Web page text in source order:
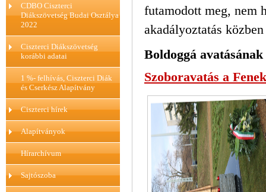
CDBO Ciszterci
Diákszövetség Budai Osztálya
2022
Ciszterci Diákszövetség
korábbi adatai
1 %- felhívás, Ciszterci Diák
és Cserkész Alapítvány
Ciszterci hírek
Alapítványok
Hírarchívum
Sajtószoba
futamodott meg, nem
akadályoztatás
Boldoggá
Szoboravatás a